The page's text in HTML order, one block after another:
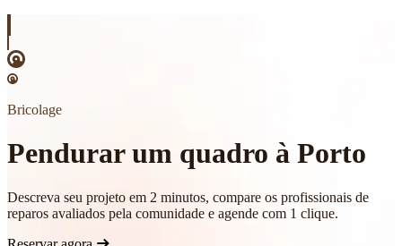
Bricolage
Pendurar um quadro à Porto
Descreva seu projeto em 2 minutos, compare os profissionais de
reparos avaliados pela comunidade e agende com 1 clique.